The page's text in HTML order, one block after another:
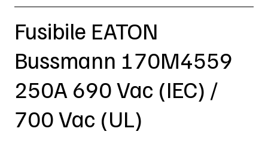
Fusibile EATON
Bussmann 170M4559
250A 690 Vac (IEC) /
700 Vac (UL)